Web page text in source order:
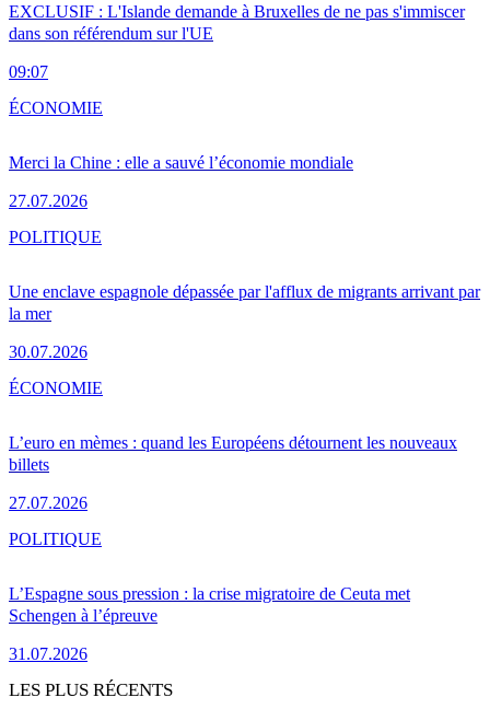
EXCLUSIF : L'Islande demande à Bruxelles de ne pas s'immiscer
dans son référendum sur l'UE
09:07
Merci la Chine : elle a sauvé l’économie mondiale
27.07.2026
ÉCONOMIE
Une enclave espagnole dépassée par l'afflux de migrants arrivant par
la mer
30.07.2026
POLITIQUE
L’euro en mèmes : quand les Européens détournent les nouveaux
billets
27.07.2026
ÉCONOMIE
L’Espagne sous pression : la crise migratoire de Ceuta met
Schengen à l’épreuve
31.07.2026
POLITIQUE
LES PLUS RÉCENTS